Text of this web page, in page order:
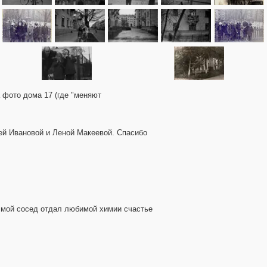
фото дома 17 (где "меняют
Ивановой и Леной Макеевой. Спасибо
сосед отдал любимой химии счастье